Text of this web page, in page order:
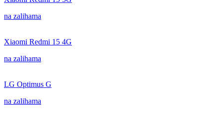
na zalihama
Xiaomi Redmi 15 4G
na zalihama
LG Optimus G
na zalihama